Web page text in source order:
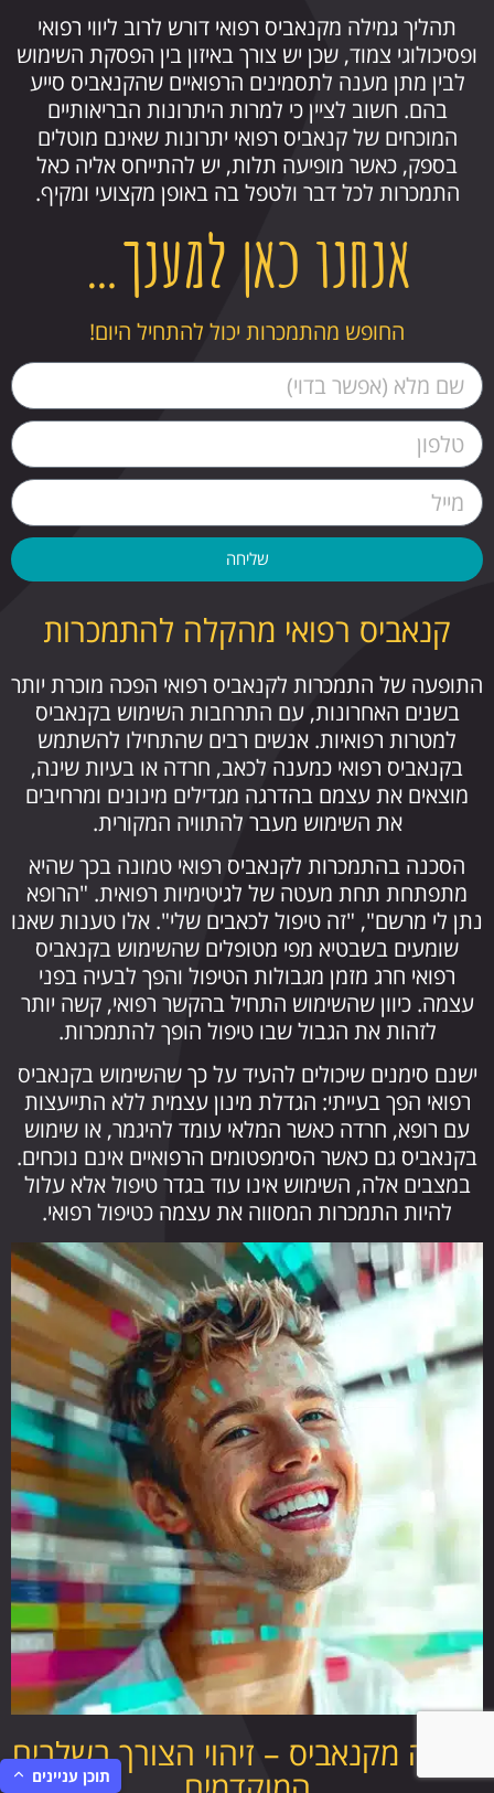
תהליך גמילה מקנאביס רפואי דורש לרוב ליווי רפואי
ופסיכולוגי צמוד, שכן יש צורך באיזון בין הפסקת השימוש
לבין מתן מענה לתסמינים הרפואיים שהקנאביס סייע
בהם. חשוב לציין כי למרות היתרונות הבריאותיים
המוכחים של קנאביס רפואי יתרונות שאינם מוטלים
בספק, כאשר מופיעה תלות, יש להתייחס אליה כאל
התמכרות לכל דבר ולטפל בה באופן מקצועי ומקיף.
אנחנו כאן למענך…
החופש מהתמכרות יכול להתחיל היום!
שליחה
קנאביס רפואי מהקלה להתמכרות
התופעה של התמכרות לקנאביס רפואי הפכה מוכרת יותר
בשנים האחרונות, עם התרחבות השימוש בקנאביס
למטרות רפואיות. אנשים רבים שהתחילו להשתמש
בקנאביס רפואי כמענה לכאב, חרדה או בעיות שינה,
מוצאים את עצמם בהדרגה מגדילים מינונים ומרחיבים
את השימוש מעבר להתוויה המקורית.
הסכנה בהתמכרות לקנאביס רפואי טמונה בכך שהיא
מתפתחת תחת מעטה של לגיטימיות רפואית. "הרופא
נתן לי מרשם", "זה טיפול לכאבים שלי". אלו טענות שאנו
שומעים בשבטיא מפי מטופלים שהשימוש בקנאביס
רפואי חרג מזמן מגבולות הטיפול והפך לבעיה בפני
עצמה. כיוון שהשימוש התחיל בהקשר רפואי, קשה יותר
לזהות את הגבול שבו טיפול הופך להתמכרות.
ישנם סימנים שיכולים להעיד על כך שהשימוש בקנאביס
רפואי הפך בעייתי: הגדלת מינון עצמית ללא התייעצות
עם רופא, חרדה כאשר המלאי עומד להיגמר, או שימוש
בקנאביס גם כאשר הסימפטומים הרפואיים אינם נוכחים.
במצבים אלה, השימוש אינו עוד בגדר טיפול אלא עלול
להיות התמכרות המסווה את עצמה כטיפול רפואי.
גמילה מקנאביס – זיהוי הצורך בשלבים
תוכן עניינים